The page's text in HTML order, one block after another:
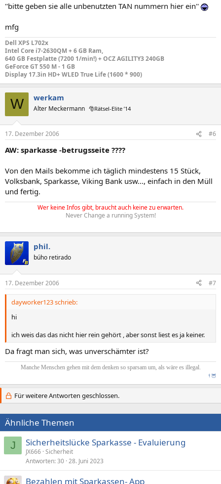
''bitte geben sie alle unbenutzten TAN nummern hier ein''
mfg
Dell XPS L702x
Intel Core i7-2630QM + 6 GB Ram,
640 GB Festplatte (7200 1/min!) + OCZ AGILITY3 240GB
GeForce GT 550 M - 1 GB
Display 17.3in HD+ WLED True Life (1600 * 900)
W werkam
Alter Meckermann 🎅Rätsel-Elite ’14
17. Dezember 2006 #6
AW: sparkasse -betrugsseite ????
Von den Mails bekomme ich täglich mindestens 15 Stück,
Volksbank, Sparkasse, Viking Bank usw..., einfach in den Müll
und fertig.
Wer keine Infos gibt, braucht auch keine zu erwarten.
Never Change a running System!
phil.
búho retirado
17. Dezember 2006 #7
dayworker123 schrieb:
hi
ich weis das das nicht hier rein gehört , aber sonst liest es ja keiner.
Da fragt man sich, was unverschämter ist?
Manche Menschen gehen mit dem denken so sparsam um, als wäre es illegal.
† 🦉
Für weitere Antworten geschlossen.
Ähnliche Themen
J Sicherheitslücke Sparkasse - Evaluierung
JX666 Sicherheit
Antworten 30 28. Juni 2023
Bezahlen mit Sparkassen- App